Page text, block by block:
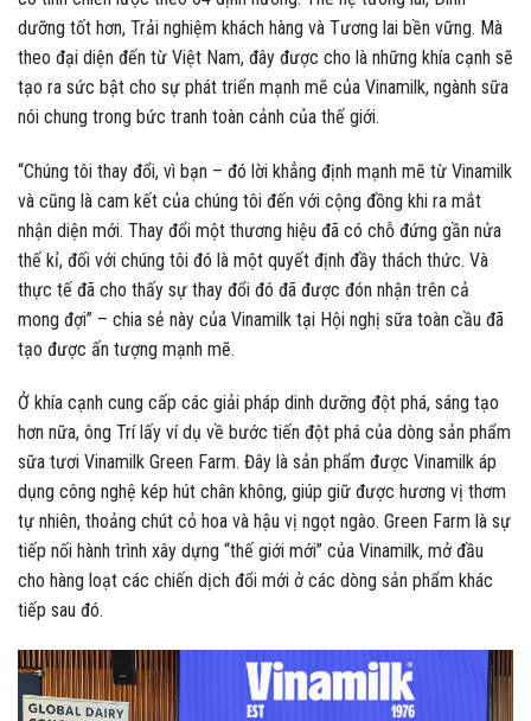
dưỡng tốt hơn, Trải nghiệm khách hàng và Tương lai bền vững. Mà
theo đại diện đến từ Việt Nam, đây được cho là những khía cạnh sẽ
tạo ra sức bật cho sự phát triển mạnh mẽ của Vinamilk, ngành sữa
nói chung trong bức tranh toàn cảnh của thế giới.
“Chúng tôi thay đổi, vì bạn – đó lời khẳng định mạnh mẽ từ Vinamilk
và cũng là cam kết của chúng tôi đến với cộng đồng khi ra mắt
nhận diện mới. Thay đổi một thương hiệu đã có chỗ đứng gần nửa
thế kỉ, đối với chúng tôi đó là một quyết định đầy thách thức. Và
thực tế đã cho thấy sự thay đổi đó đã được đón nhận trên cả
mong đợi” – chia sẻ này của Vinamilk tại Hội nghị sữa toàn cầu đã
tạo được ấn tượng mạnh mẽ.
Ở khía cạnh cung cấp các giải pháp dinh dưỡng đột phá, sáng tạo
hơn nữa, ông Trí lấy ví dụ về bước tiến đột phá của dòng sản phẩm
sữa tươi Vinamilk Green Farm. Đây là sản phẩm được Vinamilk áp
dụng công nghệ kép hút chân không, giúp giữ được hương vị thơm
tự nhiên, thoảng chút cỏ hoa và hậu vị ngọt ngào. Green Farm là sự
tiếp nối hành trình xây dựng “thế giới mới” của Vinamilk, mở đầu
cho hàng loạt các chiến dịch đổi mới ở các dòng sản phẩm khác
tiếp sau đó.